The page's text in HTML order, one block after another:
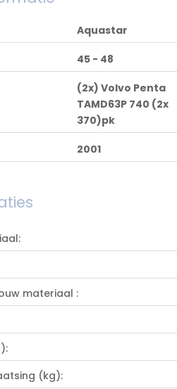
Aquastar
45 - 48
(2x) Volvo Penta
TAMD63P 740 (2x
370)pk
2001
materiaal :
(kg):